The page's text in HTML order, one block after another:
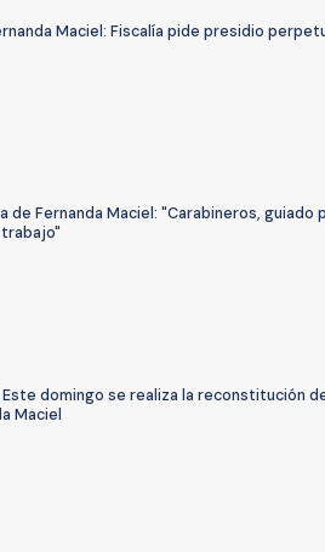
Maciel: Fiscalía pide presidio
de Fernanda Maciel: "Carabineros, guiado
Este domingo se realiza la reconstitución
Maciel